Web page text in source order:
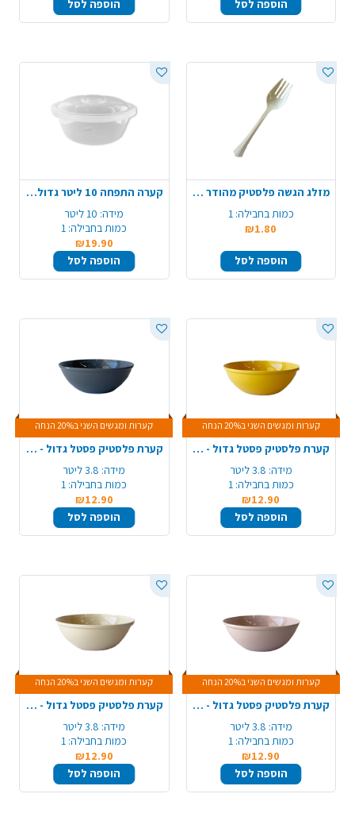
הוספה לסל הוספה לסל
מזלג הגשה פלסטיק מהודר - קרם
כמות בחבילה: 1
₪1.80
הוספה לסל
קערה התפחה 10 ליטר גדולה - שקוף
מידה: 10 ליטר
כמות בחבילה: 1
₪19.90
הוספה לסל
קערות ומגשים השני ב20% הנחה
קערת פלסטיק פסטל גדול - צהוב
מידה: 3.8 ליטר
כמות בחבילה: 1
₪12.90
הוספה לסל
קערות ומגשים השני ב20% הנחה
קערת פלסטיק פסטל גדול - אפור כהה
מידה: 3.8 ליטר
כמות בחבילה: 1
₪12.90
הוספה לסל
קערות ומגשים השני ב20% הנחה
קערת פלסטיק פסטל גדול - ורוד
מידה: 3.8 ליטר
כמות בחבילה: 1
₪12.90
הוספה לסל
קערות ומגשים השני ב20% הנחה
קערת פלסטיק פסטל גדול - קרם
מידה: 3.8 ליטר
כמות בחבילה: 1
₪12.90
הוספה לסל